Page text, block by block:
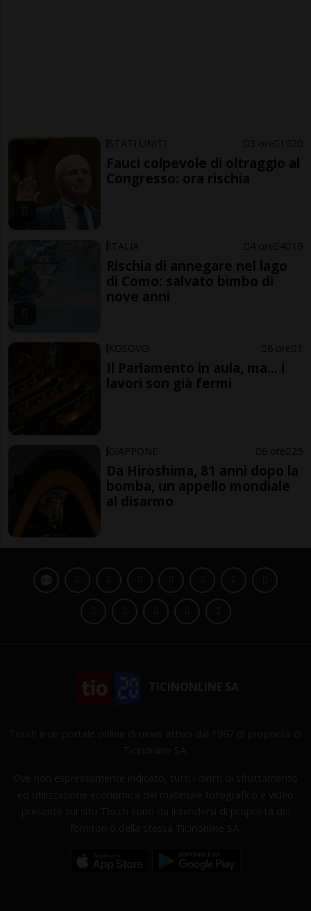
STATI UNITI 3 ore 1 20
Fauci colpevole di oltraggio al
Congresso: ora rischia
ITALIA 4 ore 4 19
Rischia di annegare nel lago
di Como: salvato bimbo di
nove anni
KOSOVO 6 ore 1
Il Parlamento in aula, ma... i
lavori son già fermi
GIAPPONE 6 ore 25
Da Hiroshima, 81 anni dopo la
bomba, un appello mondiale
al disarmo